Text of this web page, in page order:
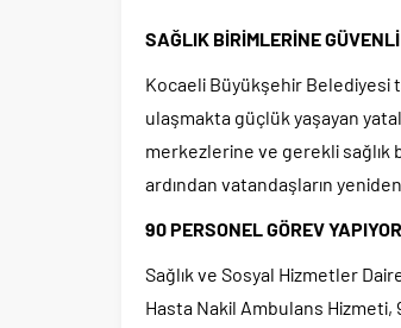
SAĞLIK BİRİMLERİNE
Kocaeli Büyükşehir Belediyesi
ulaşmakta güçlük yaşayan
merkezlerine ve gerekli sağlık
ardından vatandaşların
90 PERSONEL GÖREV YAPIYOR
Sağlık ve Sosyal Hizmetler
Hasta Nakil Ambulans Hizmeti,